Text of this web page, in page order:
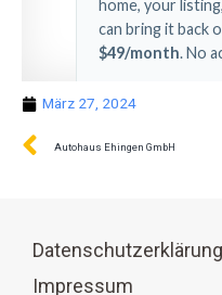
März 27, 2024
Autohaus Ehingen GmbH
Datenschutzerklärung
Impressum